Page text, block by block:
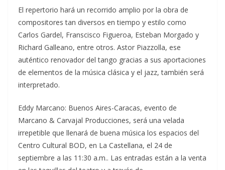
El repertorio hará un recorrido amplio por la obra de
compositores tan diversos en tiempo y estilo como
Carlos Gardel, Franscisco Figueroa, Esteban Morgado y
Richard Galleano, entre otros. Astor Piazzolla, ese
auténtico renovador del tango gracias a sus aportaciones
de elementos de la música clásica y el jazz, también será
interpretado.
Eddy Marcano: Buenos Aires-Caracas, evento de
Marcano & Carvajal Producciones, será una velada
irrepetible que llenará de buena música los espacios del
Centro Cultural BOD, en La Castellana, el 24 de
septiembre a las 11:30 a.m.. Las entradas están a la venta